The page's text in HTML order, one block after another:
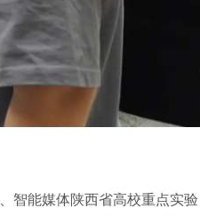
智能媒体陕西省高校重点实验